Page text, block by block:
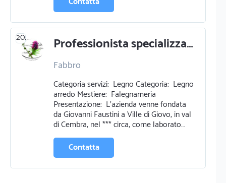
20. Professionista specializzato in fabbro a molini
Fabbro
Categoria servizi: Legno Categoria: Legno
arredo Mestiere: Falegnameria
Presentazione: L'azienda venne fondata
da Giovanni Faustini a Ville di Giovo, in val
di Cembra, nel *** circa, come laborato…
Contatta